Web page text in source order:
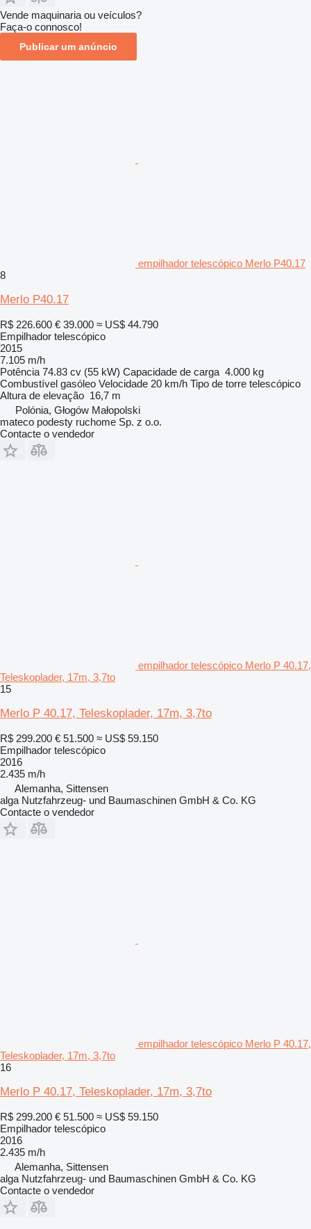
Vende maquinaria ou veículos?
Faça-o connosco!
Publicar um anúncio
empilhador telescópico Merlo P40.17
8
Merlo P40.17
R$ 226.600 € 39.000 ≈ US$ 44.790
Empilhador telescópico
2015
7.105 m/h
Potência 74.83 cv (55 kW) Capacidade de carga 4.000 kg
Combustível gasóleo Velocidade 20 km/h Tipo de torre telescópico
Altura de elevação 16,7 m
Polónia, Głogów Małopolski
mateco podesty ruchome Sp. z o.o.
Contacte o vendedor
empilhador telescópico Merlo P 40.17,
Teleskoplader, 17m, 3,7to
15
Merlo P 40.17, Teleskoplader, 17m, 3,7to
R$ 299.200 € 51.500 ≈ US$ 59.150
Empilhador telescópico
2016
2.435 m/h
Alemanha, Sittensen
alga Nutzfahrzeug- und Baumaschinen GmbH & Co. KG
Contacte o vendedor
empilhador telescópico Merlo P 40.17,
Teleskoplader, 17m, 3,7to
16
Merlo P 40.17, Teleskoplader, 17m, 3,7to
R$ 299.200 € 51.500 ≈ US$ 59.150
Empilhador telescópico
2016
2.435 m/h
Alemanha, Sittensen
alga Nutzfahrzeug- und Baumaschinen GmbH & Co. KG
Contacte o vendedor